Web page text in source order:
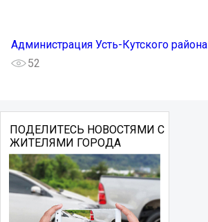
Администрация Усть-Кутского района
52
ПОДЕЛИТЕСЬ НОВОСТЯМИ С
ЖИТЕЛЯМИ ГОРОДА